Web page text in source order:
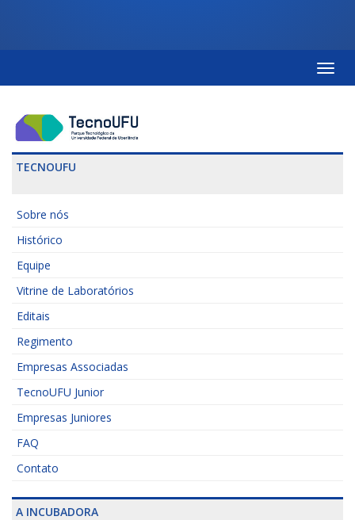
de
Toggle
TECNOUFU
Sobre nós
Histórico
Equipe
Vitrine de Laboratórios
Editais
Regimento
Empresas Associadas
TecnoUFU Junior
Empresas Juniores
FAQ
Contato
A INCUBADORA